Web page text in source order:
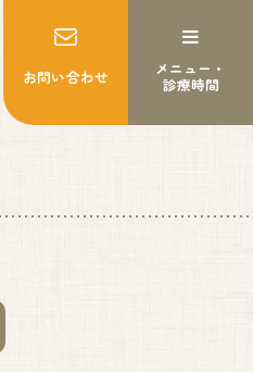
お問い合わせ メニュー・
診療時間